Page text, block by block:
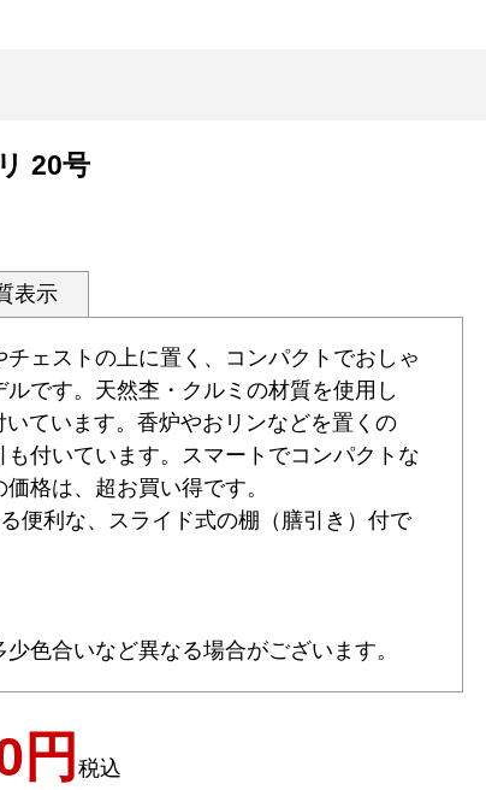
20号
表示
チェストの上に置く、コンパクトでおしゃ
です。天然杢・クルミの材質を使用し
ています。香炉やおリンなどを置くの
付いています。スマートでコンパクトな
価格は、超お買い得です。
便利な、スライド式の棚（膳引き）付で
色合いなど異なる場合がございます。
税込